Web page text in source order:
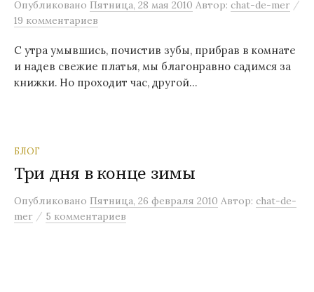
Опубликовано Пятница, 28 мая 2010 Автор: chat-de-mer /
19 комментариев
С утра умывшись, почистив зубы, прибрав в комнате
и надев свежие платья, мы благонравно садимся за
книжки. Но проходит час, другой…
БЛОГ
Три дня в конце зимы
Опубликовано Пятница, 26 февраля 2010 Автор: chat-de-
mer / 5 комментариев